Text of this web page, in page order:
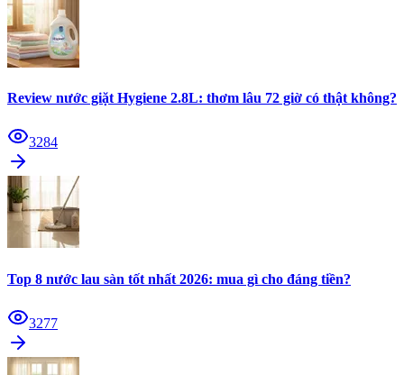
Review nước giặt Hygiene 2.8L: thơm lâu 72 giờ có thật không?
3284
Top 8 nước lau sàn tốt nhất 2026: mua gì cho đáng tiền?
3277